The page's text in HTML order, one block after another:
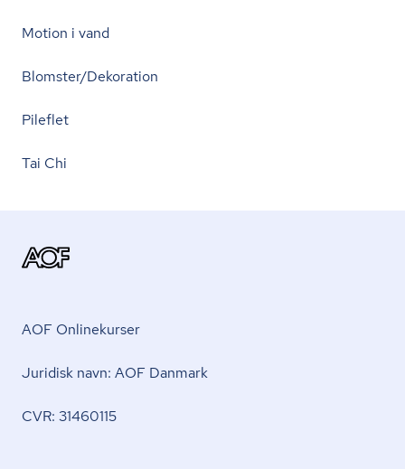
Motion i vand
Blomster/Dekoration
Pileflet
Tai Chi
AOF Onlinekurser
Juridisk navn: AOF Danmark
CVR: 31460115